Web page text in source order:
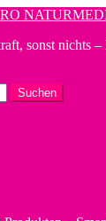
sonst nichts –
Suchen